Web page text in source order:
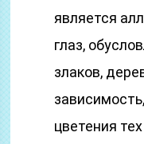
является
глаз,
злаков,
цветения